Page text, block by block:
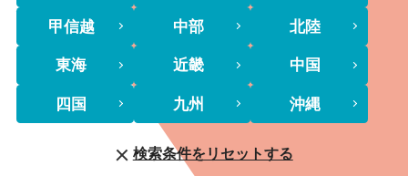
甲信越 中部 北陸
東海 近畿 中国
四国 九州 沖縄
検索条件をリセットする